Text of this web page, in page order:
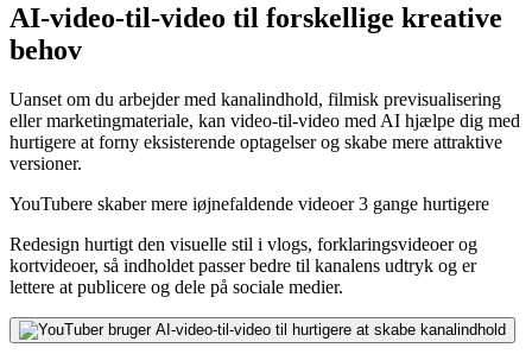
AI-video-til-video til forskellige kreative
behov
Uanset om du arbejder med kanalindhold, filmisk previsualisering
eller marketingmateriale, kan video-til-video med AI hjælpe dig med
hurtigere at forny eksisterende optagelser og skabe mere attraktive
versioner.
YouTubere skaber mere iøjnefaldende videoer 3 gange hurtigere
Redesign hurtigt den visuelle stil i vlogs, forklaringsvideoer og
kortvideoer, så indholdet passer bedre til kanalens udtryk og er
lettere at publicere og dele på sociale medier.